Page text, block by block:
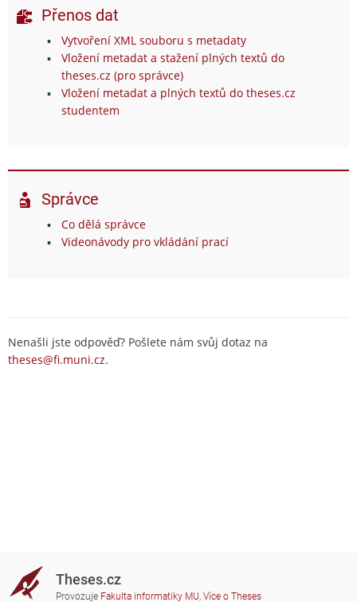
Přenos dat
Vytvoření XML souboru s metadaty
Vložení metadat a stažení plných textů do
theses.cz (pro správce)
Vložení metadat a plných textů do theses.cz
studentem
Správce
Co dělá správce
Videonávody pro vkládání prací
Nenašli jste odpověď? Pošlete nám svůj dotaz na
theses@fi.muni.cz.
Theses.cz
Provozuje Fakulta informatiky MU, Více o Theses